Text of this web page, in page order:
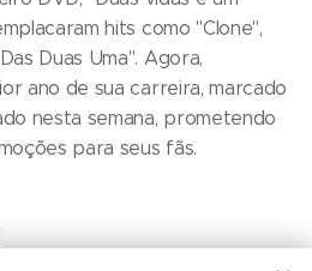
hits como "Clone",
Duas Uma". Agora,
ano de sua carreira, marcado
nesta semana, prometendo
para seus fãs.